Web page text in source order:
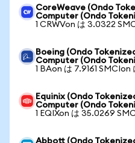
CoreWeave (Ondo
Computer (Ondo
1 CRWVon は 3.0322
Boeing (Ondo
Computer (Ondo
1 BAon は 7.9161 SMCIon
Equinix (Ondo
Computer (Ondo
1 EQIXon は 35.0269
Abbott (Ondo